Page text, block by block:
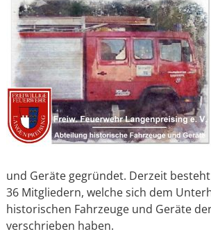
und Geräte gegründet. Derzeit
36 Mitgliedern, welche sich dem
historischen Fahrzeuge und Geräte
verschrieben haben.